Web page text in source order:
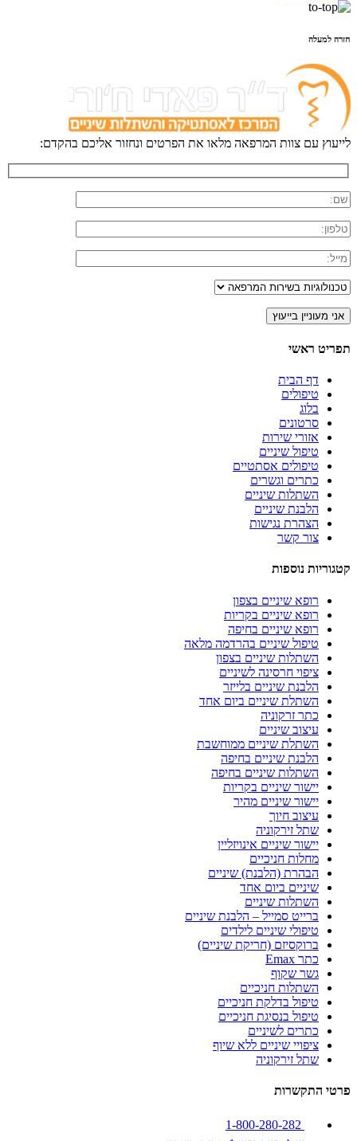
חזרה למעלה
לייעוץ עם צוות המרפאה מלאו את הפרטים ונחזור אליכם בהקדם:
תפריט ראשי
דף הבית
טיפולים
בלוג
סרטונים
אזורי שירות
טיפול שיניים
טיפולים אסתטיים
כתרים וגשרים
השתלות שיניים
הלבנת שיניים
הצהרת נגישות
צור קשר
קטגוריות נוספות
רופא שיניים בצפון
רופא שיניים בקריות
רופא שיניים בחיפה
טיפול שיניים בהרדמה מלאה
השתלות שיניים בצפון
ציפוי חרסינה לשיניים
הלבנת שיניים בלייזר
השתלת שיניים ביום אחד
כתר זרקוניה
עיצוב שיניים
השתלת שיניים ממוחשבת
הלבנת שיניים בחיפה
השתלות שיניים בחיפה
יישור שיניים בקריות
יישור שיניים מהיר
עיצוב חיוך
שתל זירקוניה
יישור שיניים אינויזליין
מחלות חניכיים
הבהרת (הלבנת) שיניים
שיניים ביום אחד
השתלות שיניים
ברייט סמייל – הלבנת שיניים
טיפולי שיניים לילדים
ברוקסיזם (חריקת שיניים)
כתר Emax
גשר שקוף
השתלות חניכיים
טיפול בדלקת חניכיים
טיפול בנסיגת חניכיים
כתרים לשיניים
ציפויי שיניים ללא שיוף
שתל זירקוניה
פרטי התקשרות